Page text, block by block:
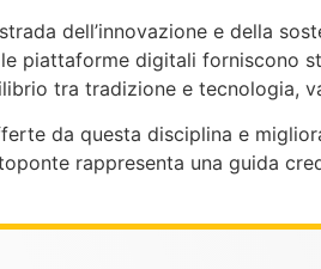
dell’innovazione e della
piattaforme digitali forniscono
tra tradizione e tecnologia,
da questa disciplina e
rappresenta una guida